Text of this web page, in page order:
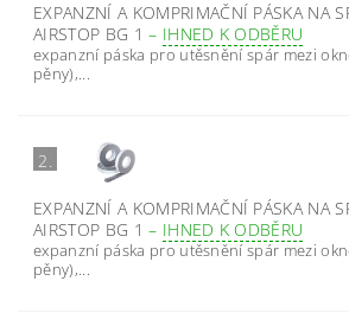
EXPANZNÍ A KOMPRIMAČNÍ PÁSKA NA
AIRSTOP BG 1– IHNED K ODBĚRU
expanzní páska pro utěsnění spár mezi
pěny),...
2.
EXPANZNÍ A KOMPRIMAČNÍ PÁSKA NA
AIRSTOP BG 1– IHNED K ODBĚRU
expanzní páska pro utěsnění spár mezi
pěny),...